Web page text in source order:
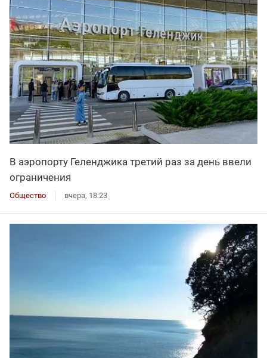
В аэропорту Геленджика третий раз за день ввели
ограничения
Общество вчера, 18:23